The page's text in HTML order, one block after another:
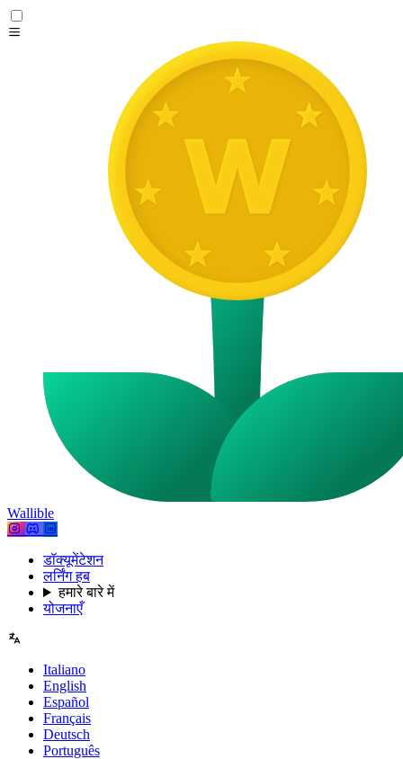
Wallible
डॉक्यूमेंटेशन
लर्निंग हब
हमारे बारे में
योजनाएँ
Italiano
English
Español
Français
Deutsch
Português